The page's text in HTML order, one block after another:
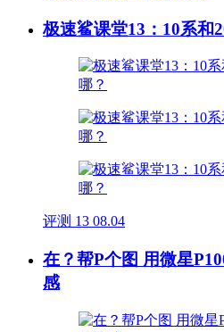
极速鲨课堂13：10系和
评测 13 08.04
在？帮P个图 用微星
感